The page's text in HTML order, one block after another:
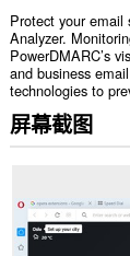
Protect your email
Analyzer.
PowerDMARC’s
and business
technologies to
屏幕截图